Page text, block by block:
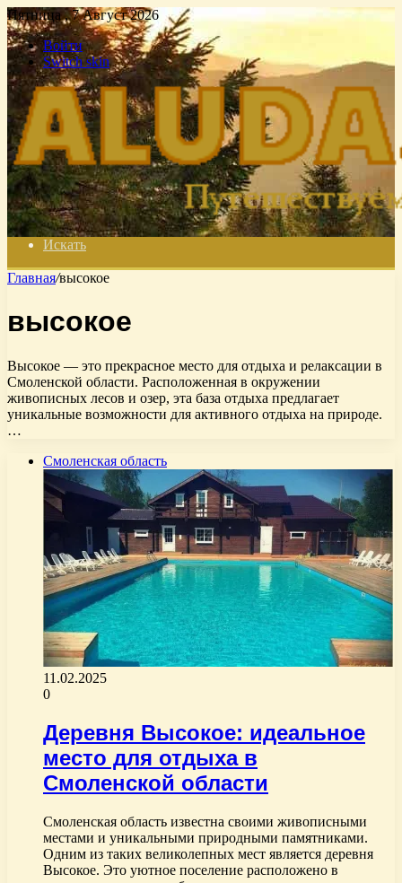
Пятница , 7 Август 2026
Войти
Switch skin
Искать
Главная/высокое
высокое
Высокое — это прекрасное место для отдыха и релаксации в
Смоленской области. Расположенная в окружении
живописных лесов и озер, эта база отдыха предлагает
уникальные возможности для активного отдыха на природе.
…
Смоленская область
11.02.2025
0
Деревня Высокое: идеальное
место для отдыха в
Смоленской области
Смоленская область известна своими живописными
местами и уникальными природными памятниками.
Одним из таких великолепных мест является деревня
Высокое. Это уютное поселение расположено в